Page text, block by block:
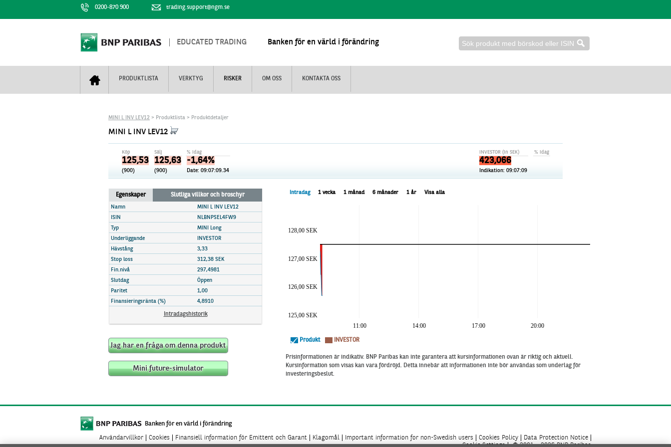
0200-870 900 trading.support@ngm.se
EDUCATED TRADING Banken för en värld i förändring
PRODUKTLISTA VERKTYG RISKER OM OSS KONTAKTA OSS
Mini Futures
Unlimited Turbos
Nya produkter
Stoppade & förfallna produkter
Utsålda produkter
Nyhestbrev+
Realtidskurser
Knock-plocken
Kunskapscentra+
Hur handlar jag
Marknadsöversikt
Finansiell information
MINI L INV LEV12 > Produktlista > Produktdetaljer
MINI L INV LEV12
Köp
125,50
(900)
Sälj
125,60
(900)
% idag
-1,66%
Date: 09:07:10.305
% idag
INVESTOR (in SEK)
423,066
Indikation: 09:07:09
Egenskaper Slutliga villkor och broschyr
Namn
MINI L INV LEV12
ISIN
NLBNPSEL4FW9
Typ
MINI Long
Underliggande
INVESTOR
Hävstång
3,33
Stop loss
312,38 SEK
Fin.nivå
297,4981
Slutdag
Öppen
Paritet
1,00
Finansieringsränta (%)
4,8910
Intradagshistorik
Intradag 1 vecka 1 månad 6 månader 1 år Visa alla
125,00 SEK
126,00 SEK
127,00 SEK
128,00 SEK
14:00 20:00
11:00 17:00
Produkt INVESTOR
Prisinformationen är indikativ. BNP Paribas kan inte garantera att kursinformationen ovan är riktig och aktuell.
Kursinformation som visas kan vara fördröjd. Detta innebär att informationen inte bör användas som underlag för
investeringsbeslut.
Banken för en värld i förändring
Användarvillkor Cookies Finansiell information för Emittent och Garant Klagomål Important information for non-Swedish users Cookies Policy
Data Protection Notice
Cookie Settings
© 2001 - 2026 BNP Paribas